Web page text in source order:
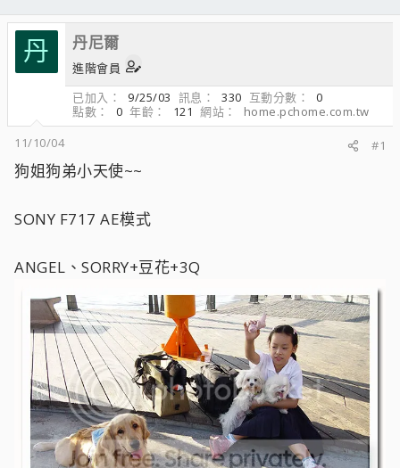
丹 丹尼爾
進階會員
已加入
9/25/03 訊息 330 互動分數
0
點數
0 年齡 121 網站
home.pchome.com.tw
11/10/04
#1
狗姐狗弟小天使~~
SONY F717 AE模式
ANGEL、SORRY+豆花+3Q